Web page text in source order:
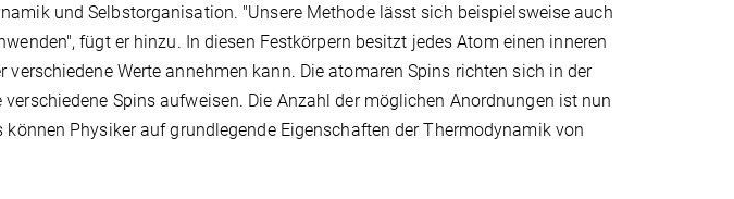
und Selbstorganisation. "Unsere Methode lässt sich beispielsweise auch
fügt er hinzu. In diesen Festkörpern besitzt jedes Atom einen inneren
verschiedene Werte annehmen kann. Die atomaren Spins richten sich in der
Spins aufweisen. Die Anzahl der möglichen Anordnungen ist nun
können Physiker auf grundlegende Eigenschaften der Thermodynamik von